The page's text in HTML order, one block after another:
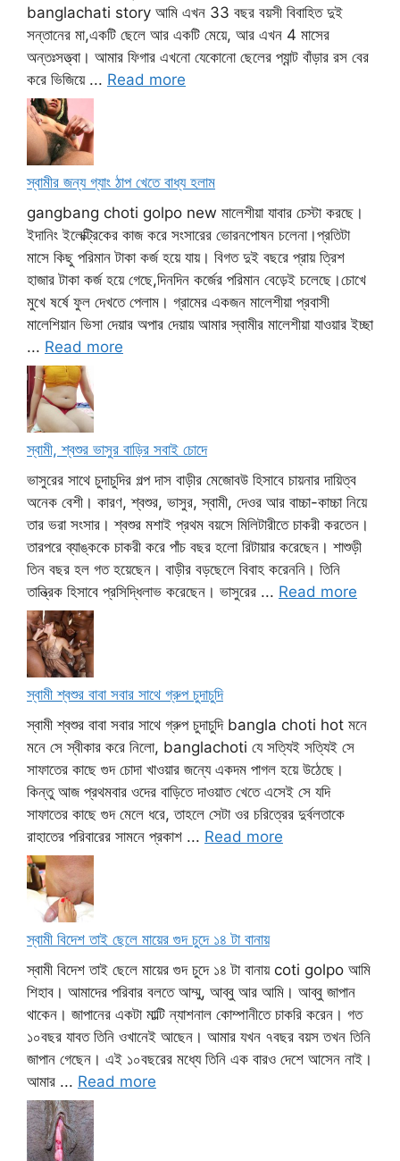
banglachati story আমি এখন 33 বছর বয়সী বিবাহিত দুই
সন্তানের মা,একটি ছেলে আর একটি মেয়ে, আর এখন 4 মাসের
অন্তঃসত্ত্বা। আমার ফিগার এখনো যেকোনো ছেলের প্যান্ট বাঁড়ার রস বের
করে ভিজিয়ে ... Read more
স্বামীর জন্য গ্যাং ঠাপ খেতে বাধ্য হলাম
gangbang choti golpo new মালেশীয়া যাবার চেস্টা করছে।
ইদানিং ইলেক্ট্রিকের কাজ করে সংসারের ভোরনপোষন চলেনা।প্রতিটা
মাসে কিছু পরিমান টাকা কর্জ হয়ে যায়। বিগত দুই বছরে প্রায় ত্রিশ
হাজার টাকা কর্জ হয়ে গেছে,দিনদিন কর্জের পরিমান বেড়েই চলেছে।চোখে
মুখে ষর্ষে ফুল দেখতে পেলাম। গ্রামের একজন মালেশীয়া প্রবাসী
মালেশিয়ান ভিসা দেয়ার অপার দেয়ায় আমার স্বামীর মালেশীয়া যাওয়ার ইচ্ছা
... Read more
স্বামী, শ্বশুর ভাসুর বাড়ির সবাই চোদে
ভাসুরের সাথে চুদাচুদির গল্প দাস বাড়ীর মেজোবউ হিসাবে চায়নার দায়িত্ব
অনেক বেশী। কারণ, শ্বশুর, ভাসুর, স্বামী, দেওর আর বাচ্চা-কাচ্চা নিয়ে
তার ভরা সংসার। শ্বশুর মশাই প্রথম বয়সে মিলিটারীতে চাকরী করতেন।
তারপরে ব্যাঙ্ককে চাকরী করে পাঁচ বছর হলো রিটায়ার করেছেন। শাশুড়ী
তিন বছর হল গত হয়েছেন। বাড়ীর বড়ছেলে বিবাহ করেননি। তিনি
তান্ত্রিক হিসাবে প্রসিদ্ধিলাভ করেছেন। ভাসুরের ... Read more
স্বামী শ্বশুর বাবা সবার সাথে গ্রুপ চুদাচুদি
স্বামী শ্বশুর বাবা সবার সাথে গ্রুপ চুদাচুদি bangla choti hot মনে
মনে সে স্বীকার করে নিলো, banglachoti যে সত্যিই সত্যিই সে
সাফাতের কাছে গুদ চোদা খাওয়ার জন্যে একদম পাগল হয়ে উঠেছে।
কিন্তু আজ প্রথমবার ওদের বাড়িতে দাওয়াত খেতে এসেই সে যদি
সাফাতের কাছে গুদ মেলে ধরে, তাহলে সেটা ওর চরিত্রের দুর্বলতাকে
রাহাতের পরিবারের সামনে প্রকাশ ... Read more
স্বামী বিদেশ তাই ছেলে মায়ের গুদ চুদে ১৪ টা বানায়
স্বামী বিদেশ তাই ছেলে মায়ের গুদ চুদে ১৪ টা বানায় coti golpo আমি
শিহাব। আমাদের পরিবার বলতে আম্মু, আব্বু আর আমি। আব্বু জাপান
থাকেন। জাপানের একটা মাল্টি ন্যাশনাল কোম্পানীতে চাকরি করেন। গত
১০বছর যাবত তিনি ওখানেই আছেন। আমার যখন ৭বছর বয়স তখন তিনি
জাপান গেছেন। এই ১০বছরের মধ্যে তিনি এক বারও দেশে আসেন নাই।
আমার ... Read more